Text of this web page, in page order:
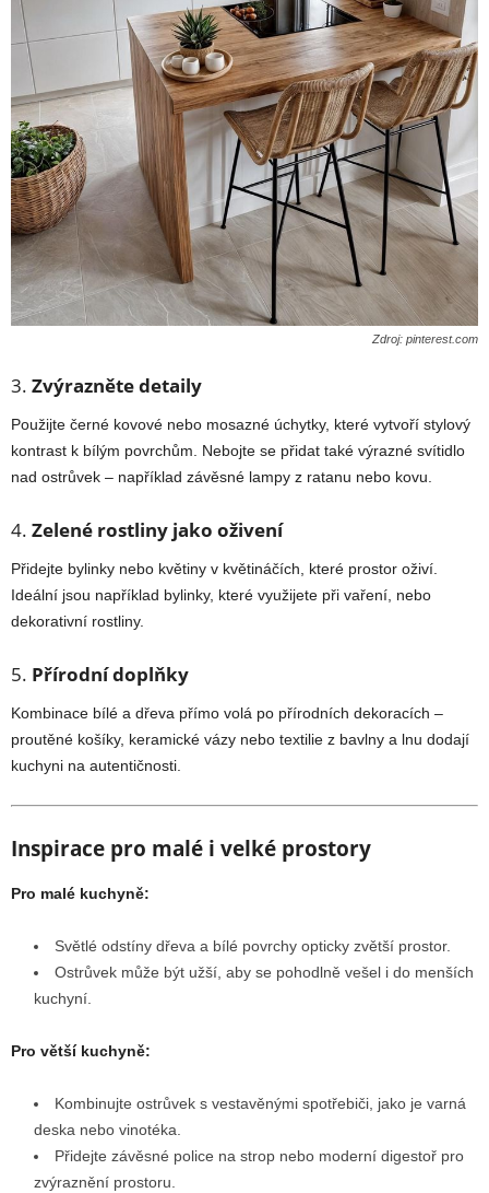
Zdroj: pinterest.com
3. Zvýrazněte detaily
Použijte černé kovové nebo mosazné úchytky, které vytvoří stylový
kontrast k bílým povrchům. Nebojte se přidat také výrazné svítidlo
nad ostrůvek – například závěsné lampy z ratanu nebo kovu.
4. Zelené rostliny jako oživení
Přidejte bylinky nebo květiny v květináčích, které prostor oživí.
Ideální jsou například bylinky, které využijete při vaření, nebo
dekorativní rostliny.
5. Přírodní doplňky
Kombinace bílé a dřeva přímo volá po přírodních dekoracích –
proutěné košíky, keramické vázy nebo textilie z bavlny a lnu dodají
kuchyni na autentičnosti.
Inspirace pro malé i velké prostory
Pro malé kuchyně:
Světlé odstíny dřeva a bílé povrchy opticky zvětší prostor.
Ostrůvek může být užší, aby se pohodlně vešel i do menších
kuchyní.
Pro větší kuchyně:
Kombinujte ostrůvek s vestavěnými spotřebiči, jako je varná
deska nebo vinotéka.
Přidejte závěsné police na strop nebo moderní digestoř pro
zvýraznění prostoru.